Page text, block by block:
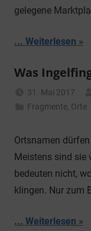
gelegene
... Weiterlesen
Was
31. Mai 2017
Fragmente Orte
Ortsnamen
Meistens sind sie
bedeuten nicht,
klingen. Nur zum
... Weiterlesen